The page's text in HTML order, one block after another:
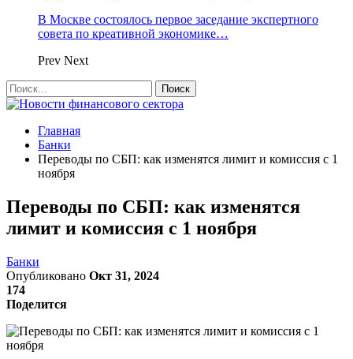
В Москве состоялось первое заседание экспертного
совета по креативной экономике…
Prev Next
Главная
Банки
Переводы по СБП: как изменятся лимит и комиссия с 1
ноября
Переводы по СБП: как изменятся
лимит и комиссия с 1 ноября
Банки
Опубликовано Окт 31, 2024
174
Поделится